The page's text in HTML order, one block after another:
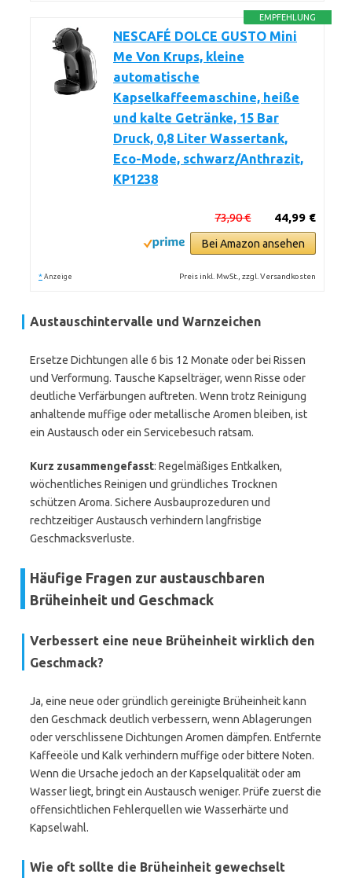
EMPFEHLUNG
NESCAFÉ DOLCE GUSTO Mini
Me Von Krups, kleine
automatische
Kapselkaffeemaschine, heiße
und kalte Getränke, 15 Bar
Druck, 0,8 Liter Wassertank,
Eco-Mode, schwarz/Anthrazit,
KP1238
44,99 €
73,90 €
Bei Amazon ansehen
* Anzeige Preis inkl. MwSt., zzgl. Versandkosten
Austauschintervalle und Warnzeichen
Ersetze Dichtungen alle 6 bis 12 Monate oder bei Rissen
und Verformung. Tausche Kapselträger, wenn Risse oder
deutliche Verfärbungen auftreten. Wenn trotz Reinigung
anhaltende muffige oder metallische Aromen bleiben, ist
ein Austausch oder ein Servicebesuch ratsam.
Kurz zusammengefasst: Regelmäßiges Entkalken,
wöchentliches Reinigen und gründliches Trocknen
schützen Aroma. Sichere Ausbauprozeduren und
rechtzeitiger Austausch verhindern langfristige
Geschmacksverluste.
Häufige Fragen zur austauschbaren
Brüheinheit und Geschmack
Verbessert eine neue Brüheinheit wirklich den
Geschmack?
Ja, eine neue oder gründlich gereinigte Brüheinheit kann
den Geschmack deutlich verbessern, wenn Ablagerungen
oder verschlissene Dichtungen Aromen dämpfen. Entfernte
Kaffeeöle und Kalk verhindern muffige oder bittere Noten.
Wenn die Ursache jedoch an der Kapselqualität oder am
Wasser liegt, bringt ein Austausch weniger. Prüfe zuerst die
offensichtlichen Fehlerquellen wie Wasserhärte und
Kapselwahl.
Wie oft sollte die Brüheinheit gewechselt